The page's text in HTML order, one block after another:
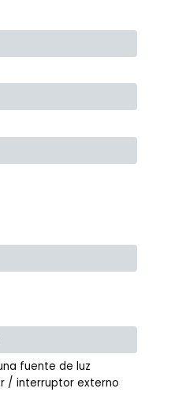
fuente de luz
/ interruptor externo